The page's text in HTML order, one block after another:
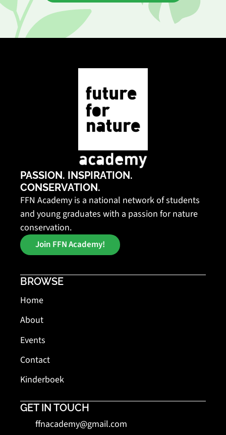
PASSION. INSPIRATION.
CONSERVATION.
FFN Academy is a national network of students
and young graduates with a passion for nature
conservation.
Join FFN Academy!
BROWSE
Home
About
Events
Contact
Kinderboek
GET IN TOUCH
ffnacademy@gmail.com